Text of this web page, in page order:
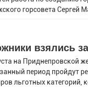
горсовета Сергей
взялись
на Приднепровской
период пройдут
льготных